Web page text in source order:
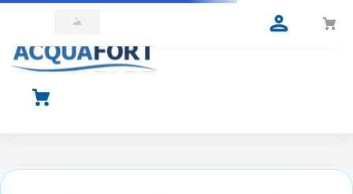
O que você está procurando?